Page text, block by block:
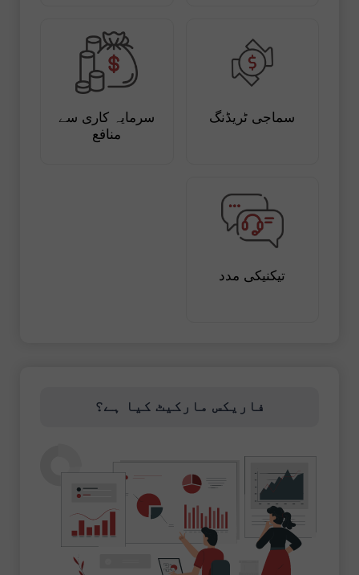
سماجی ٹریڈنگ
سرمایہ کاری سے
منافع
تیکنیکی مدد
فاریکس مارکیٹ کیا ہے؟